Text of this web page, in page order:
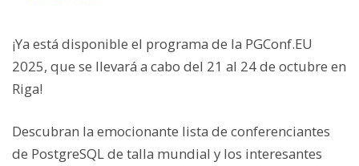
¡Ya está disponible el programa de la PGConf.EU
2025, que se llevará a cabo del 21 al 24 de octubre en
Riga!
Descubran la emocionante lista de conferenciantes
de PostgreSQL de talla mundial y los interesantes